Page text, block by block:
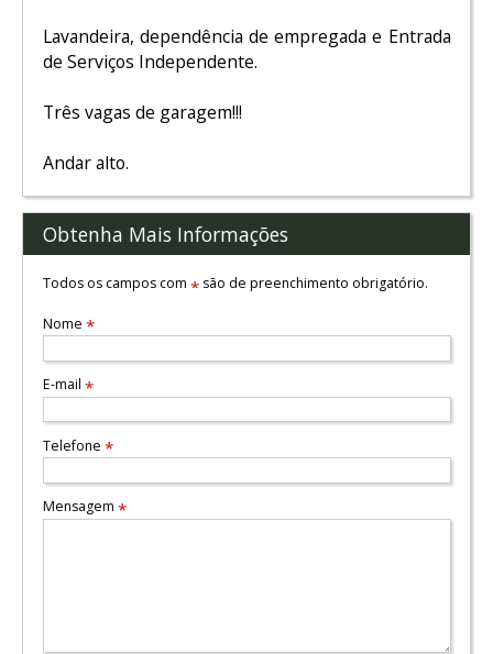
Lavandeira, dependência de empregada e Entrada
de Serviços Independente.
Três vagas de garagem!!!
Andar alto.
Obtenha Mais Informações
Todos os campos com *são de preenchimento obrigatório.
Nome *
E-mail *
Telefone *
Mensagem *